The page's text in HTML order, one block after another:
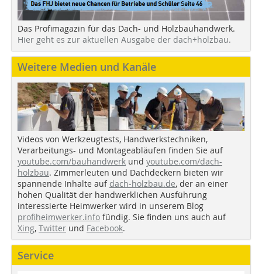
Das Profimagazin für das Dach- und Holzbauhandwerk.
Hier geht es zur aktuellen Ausgabe der dach+holzbau.
Weitere Medien und Kanäle
Videos von Werkzeugtests, Handwerkstechniken,
Verarbeitungs- und Montageabläufen finden Sie auf
youtube.com/bauhandwerk und youtube.com/dach-
holzbau. Zimmerleuten und Dachdeckern bieten wir
spannende Inhalte auf dach-holzbau.de, der an einer
hohen Qualität der handwerklichen Ausführung
interessierte Heimwerker wird in unserem Blog
profiheimwerker.info fündig. Sie finden uns auch auf
Xing, Twitter und Facebook.
Service